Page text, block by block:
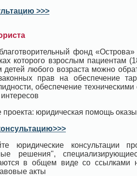
>>>
фонд
которого взрослым пациентам
детей любого возраста можно
прав на обеспечение
обеспечение
юридическая помощь
юридические консультации
решения",
в общем виде со ссылками
акты